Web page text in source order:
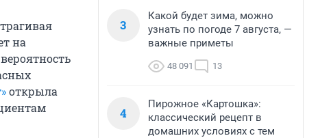
на
открыла
3
Какой будет зима, можно
узнать по погоде 7 августа, —
важные приметы
48 091 13
4
Пирожное «Картошка»:
классический рецепт в
домашних условиях с тем